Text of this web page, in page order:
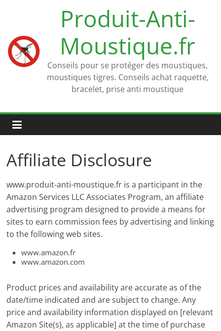
Produit-Anti-
Moustique.fr
Conseils pour se protéger des moustiques,
moustiques tigres. Conseils achat raquette,
bracelet, prise anti moustique
Affiliate Disclosure
www.produit-anti-moustique.fr is a participant in the
Amazon Services LLC Associates Program, an affiliate
advertising program designed to provide a means for
sites to earn commission fees by advertising and linking
to the following web sites.
www.amazon.fr
www.amazon.com
Product prices and availability are accurate as of the
date/time indicated and are subject to change. Any
price and availability information displayed on [relevant
Amazon Site(s), as applicable] at the time of purchase